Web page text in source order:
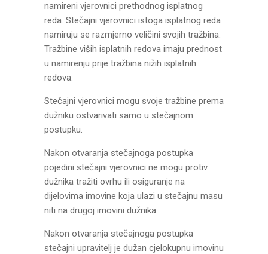
namireni vjerovnici prethodnog isplatnog
reda. Stečajni vjerovnici istoga isplatnog reda
namiruju se razmjerno veličini svojih tražbina.
Tražbine viših isplatnih redova imaju prednost
u namirenju prije tražbina nižih isplatnih
redova.
Stečajni vjerovnici mogu svoje tražbine prema
dužniku ostvarivati samo u stečajnom
postupku.
Nakon otvaranja stečajnoga postupka
pojedini stečajni vjerovnici ne mogu protiv
dužnika tražiti ovrhu ili osiguranje na
dijelovima imovine koja ulazi u stečajnu masu
niti na drugoj imovini dužnika.
Nakon otvaranja stečajnoga postupka
stečajni upravitelj je dužan cjelokupnu imovinu